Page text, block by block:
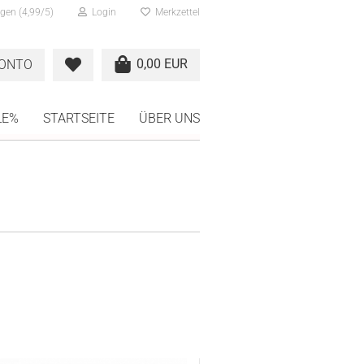
(4,99/5) Login Merkzettel
0,00 EUR
STARTSEITE ÜBER UNS